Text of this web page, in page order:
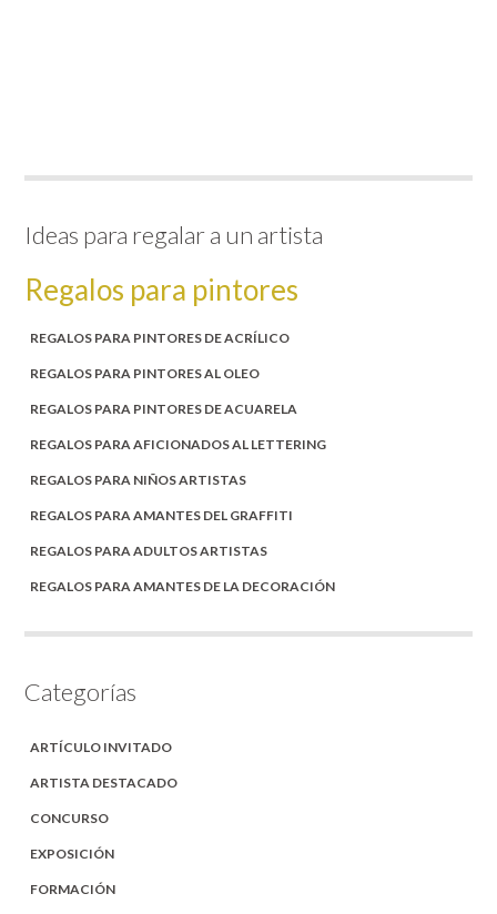
Ideas para regalar a un artista
Regalos para pintores
REGALOS PARA PINTORES DE ACRÍLICO
REGALOS PARA PINTORES AL OLEO
REGALOS PARA PINTORES DE ACUARELA
REGALOS PARA AFICIONADOS AL LETTERING
REGALOS PARA NIÑOS ARTISTAS
REGALOS PARA AMANTES DEL GRAFFITI
REGALOS PARA ADULTOS ARTISTAS
REGALOS PARA AMANTES DE LA DECORACIÓN
Categorías
ARTÍCULO INVITADO
ARTISTA DESTACADO
CONCURSO
EXPOSICIÓN
FORMACIÓN